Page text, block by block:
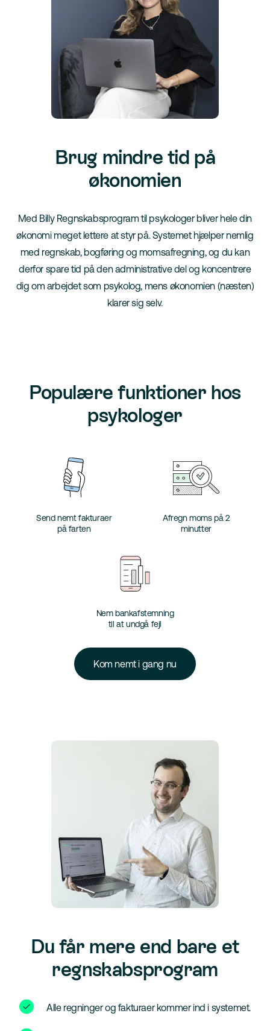
Brug mindre tid på
økonomien
Med Billy Regnskabsprogram til psykologer bliver hele din
økonomi meget lettere at styr på. Systemet hjælper nemlig
med regnskab, bogføring og momsafregning, og du kan
derfor spare tid på den administrative del og koncentrere
dig om arbejdet som psykolog, mens økonomien (næsten)
klarer sig selv.
Populære funktioner hos
psykologer
Send nemt fakturaer
på farten
Afregn moms på 2
minutter
Nem bankafstemning
til at undgå fejl
Kom nemt i gang nu
Du får mere end bare et
regnskabsprogram
Alle regninger og fakturaer kommer ind i systemet.